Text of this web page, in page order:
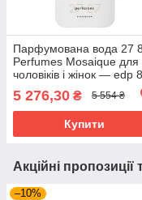
Парфумована вода 27
Perfumes Mosaique для
чоловіків і жінок — edp
5 276,30 ₴ 5 554 ₴
Купити
Акційні пропозиції
–10%